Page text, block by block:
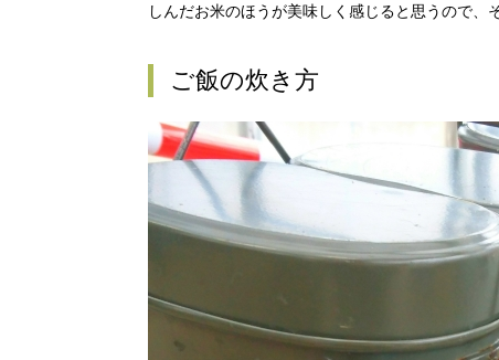
しんだお米のほうが美味しく感じると思うので、
ご飯の炊き方